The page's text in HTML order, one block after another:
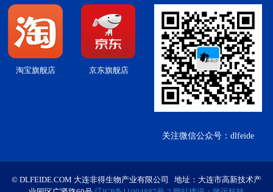
淘宝旗舰店 京东旗舰店
关注微信公众号：dlfeide
© DLFEIDE.COM 大连非得生物产业有限公司 地址：大连市高新技术产